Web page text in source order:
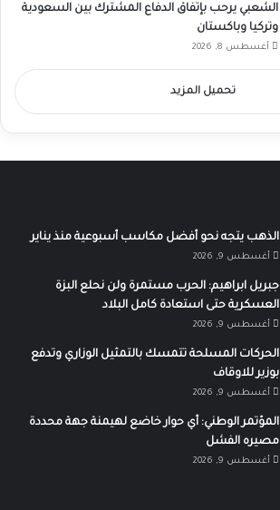
الشعبي يرحب بإتفاق الدفاع المشترك بين السعودية
وتركيا وباكستان
أغسطس 8, 2026
تحميل المزيد
الذهب يتجه نحو أفضل مكاسب أسبوعية منذ يناير
أغسطس 9, 2026
جبريل ابراهيم: الحرب مستمرة ولن نحلع البزة
العسكرية حتى استعادة كامل البلاد
أغسطس 9, 2026
الحركات المسلحة تتمسك بالتمثيل الوزاري وتدفع
بوزير للاوقاف
أغسطس 9, 2026
المؤتمر الوطني: أي حوار خاضع لهيمنة جهة محددة
مصيره الفشل
أغسطس 9, 2026